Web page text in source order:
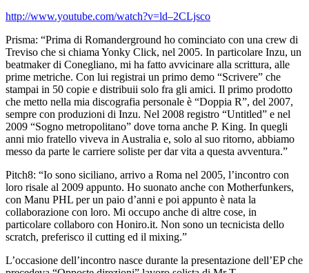
http://www.youtube.com/watch?v=ld–2CLjsco
Prisma: “Prima di Romanderground ho cominciato con una crew di
Treviso che si chiama Yonky Click, nel 2005. In particolare Inzu, un
beatmaker di Conegliano, mi ha fatto avvicinare alla scrittura, alle
prime metriche. Con lui registrai un primo demo “Scrivere” che
stampai in 50 copie e distribuii solo fra gli amici. Il primo prodotto
che metto nella mia discografia personale è “Doppia R”, del 2007,
sempre con produzioni di Inzu. Nel 2008 registro “Untitled” e nel
2009 “Sogno metropolitano” dove torna anche P. King. In quegli
anni mio fratello viveva in Australia e, solo al suo ritorno, abbiamo
messo da parte le carriere soliste per dar vita a questa avventura.”
Pitch8: “Io sono siciliano, arrivo a Roma nel 2005, l’incontro con
loro risale al 2009 appunto. Ho suonato anche con Motherfunkers,
con Manu PHL per un paio d’anni e poi appunto è nata la
collaborazione con loro. Mi occupo anche di altre cose, in
particolare collaboro con Honiro.it. Non sono un tecnicista dello
scratch, preferisco il cutting ed il mixing.”
L’occasione dell’incontro nasce durante la presentazione dell’EP che